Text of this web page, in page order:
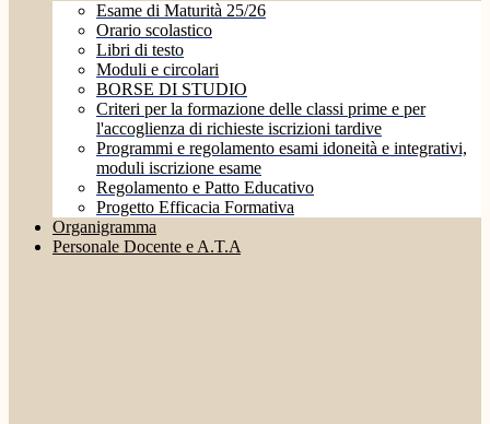
Esame di Maturità 25/26
Orario scolastico
Libri di testo
Moduli e circolari
BORSE DI STUDIO
Criteri per la formazione delle classi prime e per
l'accoglienza di richieste iscrizioni tardive
Programmi e regolamento esami idoneità e integrativi,
moduli iscrizione esame
Regolamento e Patto Educativo
Progetto Efficacia Formativa
Organigramma
Personale Docente e A.T.A